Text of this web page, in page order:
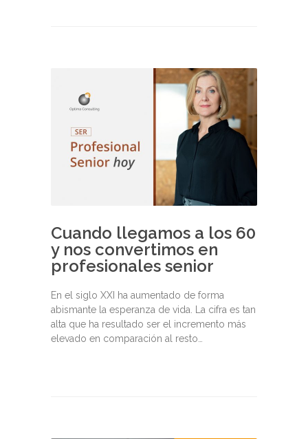
Cuando llegamos a los 60
y nos convertimos en
profesionales senior
En el siglo XXI ha aumentado de forma
abismante la esperanza de vida. La cifra es tan
alta que ha resultado ser el incremento más
elevado en comparación al resto…